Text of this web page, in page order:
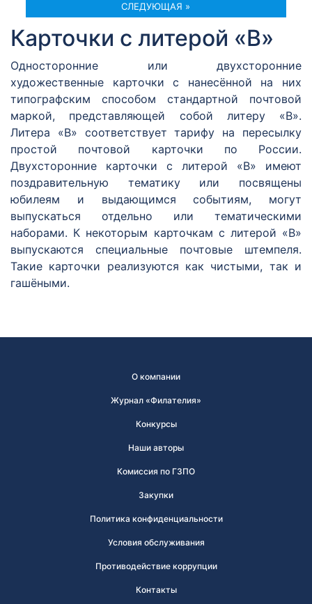
СЛЕДУЮЩАЯ »
Карточки с литерой «В»
Односторонние или двухсторонние
художественные карточки с нанесённой на них
типографским способом стандартной почтовой
маркой, представляющей собой литеру «В».
Литера «В» соответствует тарифу на пересылку
простой почтовой карточки по России.
Двухсторонние карточки с литерой «В» имеют
поздравительную тематику или посвящены
юбилеям и выдающимся событиям, могут
выпускаться отдельно или тематическими
наборами. К некоторым карточкам с литерой «В»
выпускаются специальные почтовые штемпеля.
Такие карточки реализуются как чистыми, так и
гашёными.
О компании
Журнал «Филателия»
Конкурсы
Наши авторы
Комиссия по ГЗПО
Закупки
Политика конфиденциальности
Условия обслуживания
Противодействие коррупции
Контакты